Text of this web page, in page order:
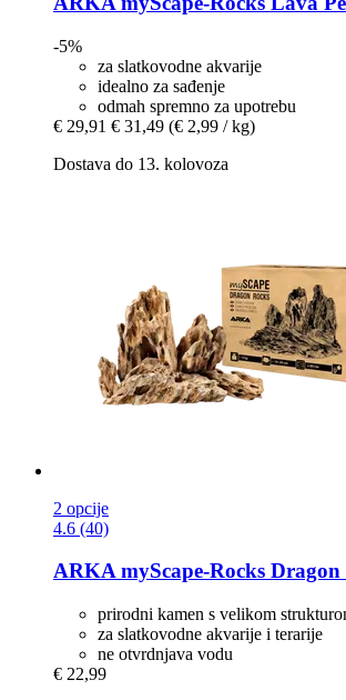
-5%
za slatkovodne akvarije
idealno za sađenje
odmah spremno za upotrebu
€ 29,91 € 31,49 (€ 2,99 / kg)
Dostava do 13. kolovoza
2 opcije
4.6 (40)
ARKAmyScape-​Rocks
prirodni kamen s velikom
za slatkovodne akvarije i terarije
ne otvrdnjava vodu
€ 22,99